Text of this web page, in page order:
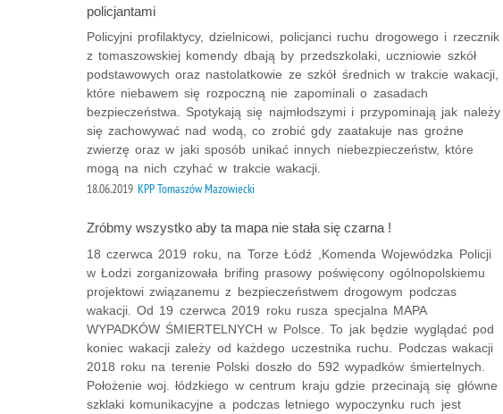
policjantami
Policyjni profilaktycy, dzielnicowi, policjanci ruchu drogowego i rzecznik
z tomaszowskiej komendy dbają by przedszkolaki, uczniowie szkół
podstawowych oraz nastolatkowie ze szkół średnich w trakcie wakacji,
które niebawem się rozpoczną nie zapominali o zasadach
bezpieczeństwa. Spotykają się najmłodszymi i przypominają jak należy
się zachowywać nad wodą, co zrobić gdy zaatakuje nas groźne
zwierzę oraz w jaki sposób unikać innych niebezpieczeństw, które
mogą na nich czyhać w trakcie wakacji.
18.06.2019 KPP Tomaszów Mazowiecki
Zróbmy wszystko aby ta mapa nie stała się czarna !
18 czerwca 2019 roku, na Torze Łódź ,Komenda Wojewódzka Policji
w Łodzi zorganizowała brifing prasowy poświęcony ogólnopolskiemu
projektowi związanemu z bezpieczeństwem drogowym podczas
wakacji. Od 19 czerwca 2019 roku rusza specjalna MAPA
WYPADKÓW ŚMIERTELNYCH w Polsce. To jak będzie wyglądać pod
koniec wakacji zależy od każdego uczestnika ruchu. Podczas wakacji
2018 roku na terenie Polski doszło do 592 wypadków śmiertelnych.
Położenie woj. łódzkiego w centrum kraju gdzie przecinają się główne
szklaki komunikacyjne a podczas letniego wypoczynku ruch jest